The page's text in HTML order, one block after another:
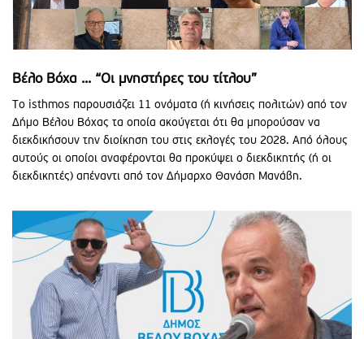
Βέλο Βόχα ... “Οι μνηστήρες του τίτλου”
Το isthmos παρουσιάζει 11 ονόματα (ή κινήσεις πολιτών) από τον
Δήμο Βέλου Βόχας τα οποία ακούγεται ότι θα μπορούσαν να
διεκδικήσουν την διοίκηση του στις εκλογές του 2028. Από όλους
αυτούς οι οποίοι αναφέρονται θα προκύψει ο διεκδικητής (ή οι
διεκδικητές) απέναντι από τον Δήμαρχο Θανάση Μανάβη.